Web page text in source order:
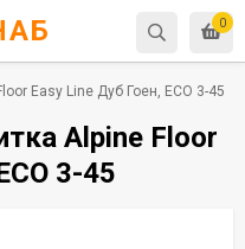
0
Easy Line Дуб Гоен, ЕСО 3-45
Alpine Floor
3-45